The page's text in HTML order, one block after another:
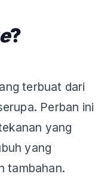
?
terbuat dari
Perban ini
yang
yang
tambahan.